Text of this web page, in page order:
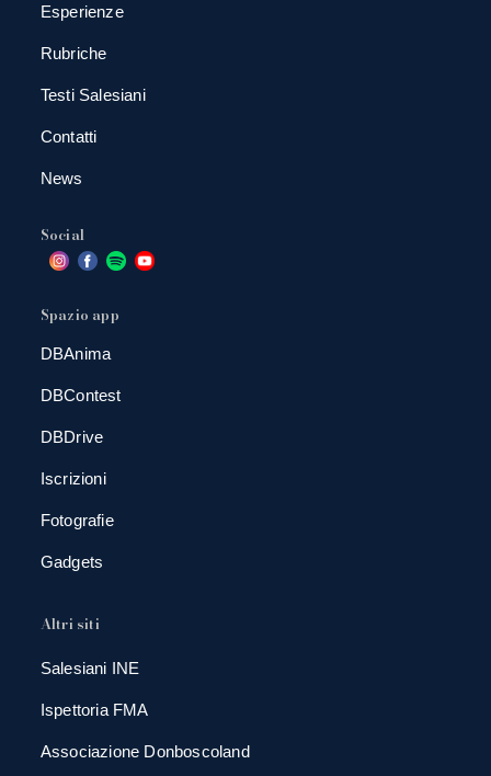
Esperienze
Rubriche
Testi Salesiani
Contatti
News
Social
Spazio app
DBAnima
DBContest
DBDrive
Iscrizioni
Fotografie
Gadgets
Altri siti
Salesiani INE
Ispettoria FMA
Associazione Donboscoland